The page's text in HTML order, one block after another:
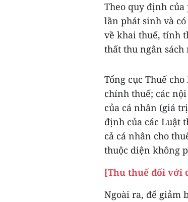
Theo quy định
lần phát sinh và
về khai thuế, tính
thất thu ngân sách
Tổng cục Thuế
chính thuế; các
của cá nhân (giá
định của các Luật
cả cá nhân cho
thuộc diện không
[Thu thuế đối với
Ngoài ra, để giảm